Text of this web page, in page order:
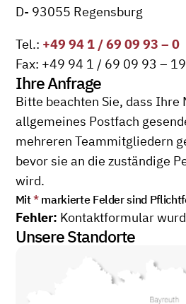
D- 93055 Regensburg
Tel.: +49 94 1 / 69 09 93 – 0
Fax: +49 94 1 / 69 09 93 – 19
Ihre Anfrage
Bitte beachten Sie, dass Ihre
allgemeines Postfach
mehreren Teammitgliedern
bevor sie an die zuständige
wird.
Mit*markierte Felder sind
Fehler: Kontaktformular
Unsere Standorte